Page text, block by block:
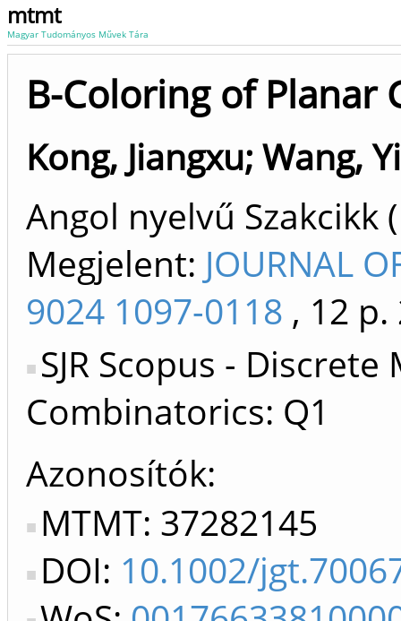
mtmt
Magyar Tudományos Művek Tára
B-Coloring of Planar
Kong, Jiangxu; Wang,
Angol nyelvű
Megjelent: JOURNAL
9024 1097-0118 , 12 p.
SJR Scopus -
Combinatorics: Q1
Azonosítók
MTMT: 37282145
DOI: 10.1002/